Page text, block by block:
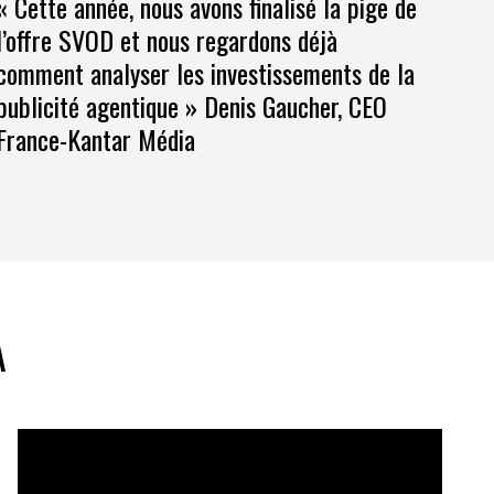
SVOD et nous regardons déjà
analyser les investissements de la
agentique » Denis Gaucher, CEO
Kantar Média